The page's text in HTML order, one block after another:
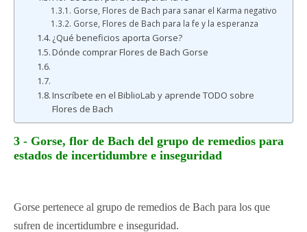
Gorse, Flores de Bach para sanar el Karma negativo
Gorse, Flores de Bach para la fe y la esperanza
¿Qué beneficios aporta Gorse?
Dónde comprar Flores de Bach Gorse
Inscríbete en el BiblioLab y aprende TODO sobre
Flores de Bach
3 - Gorse, flor de Bach del grupo de remedios para
estados de incertidumbre e inseguridad
Gorse pertenece al grupo de remedios de Bach para los que
sufren de incertidumbre e inseguridad.